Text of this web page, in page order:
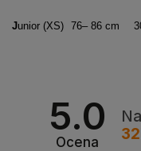
Junior (XS) 76– 86 cm
5.0
Ocena